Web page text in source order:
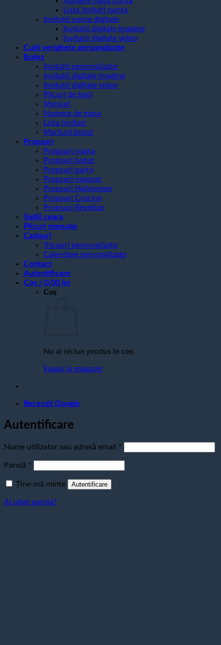
Lista invitati nunta
Invitatii nunta digitale
Invitatii digitale imagine
Invitatii digitale video
Cutii verighete personalizate
Botez
Invitatii personalizate
invitatii digitale imagine
Invitatii digitale video
Plicuri de bani
Meniuri
Numere de masa
Lista invitati
Marturii botez
Propsuri
Propsuri nunta
Propsuri botez
Propsuri party
Propsuri majorat
Propsuri Halloween
Propsuri Craciun
Propsuri Revelion
Sigilii ceara
Plicuri manuale
Cadouri
Tricouri personalizate
Calendare personalizate
Contact
Autentificare
Coș / 0,00 lei
Coș
Nu ai niciun produs în coș.
Înapoi la magazin
Recenzii Google
Autentificare
Nume utilizator sau adresă email *
Parolă *
Ține-mă minte Autentificare
Ai uitat parola?